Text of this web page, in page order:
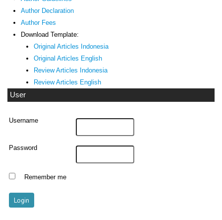
Author Declaration
Author Fees
Download Template:
Original Articles Indonesia
Original Articles English
Review Articles Indonesia
Review Articles English
User
Username
Password
Remember me